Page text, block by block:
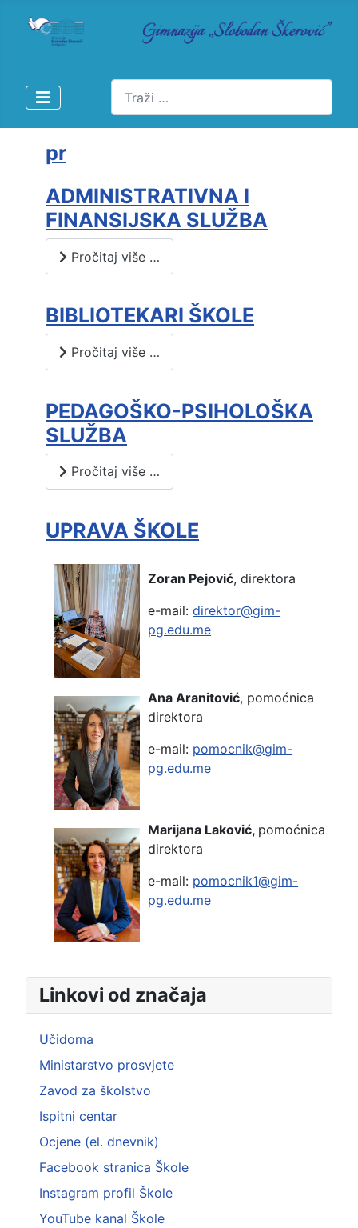
Pretraži
pr
ADMINISTRATIVNA I
FINANSIJSKA SLUŽBA
Pročitaj više …
BIBLIOTEKARI ŠKOLE
Pročitaj više …
PEDAGOŠKO-PSIHOLOŠKA
SLUŽBA
Pročitaj više …
UPRAVA ŠKOLE
Zoran Pejović, direktora
e-mail:direktor@gim-
pg.edu.me
Ana Aranitović, pomoćnica
direktora
e-mail: pomocnik@gim-
pg.edu.me
Marijana Laković, pomoćnica
direktora
e-mail: pomocnik1@gim-
pg.edu.me
Linkovi od značaja
Učidoma
Ministarstvo prosvjete
Zavod za školstvo
Ispitni centar
Ocjene (el. dnevnik)
Facebook stranica Škole
Instagram profil Škole
YouTube kanal Škole